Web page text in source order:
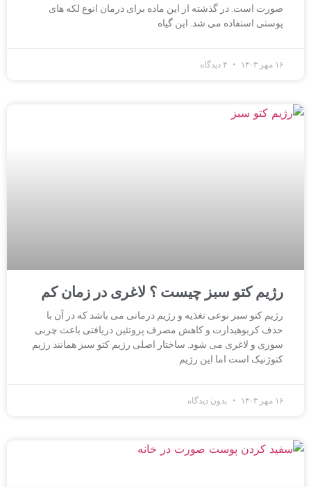
صورت است. در گذشته از این ماده برای درمان انوع لکه های
پوستی استفاده می شد. این گیاه
۱۶ مهر ۱۴۰۳
رژیم کتو سبز چیست ؟ لاغری در زمان کم
رژیم کتو سبز نوعی تغذیه و رژیم درمانی می باشد که در آن با
حذف کربوهیدارت و کاهش مصرف پروتئین دریافتی باعث چربی
سوزی و لاغری می شود. ساختار اصلی رژیم کتو سبز همانند رژیم
کتوژنیک است اما این رژیم
۱۶ مهر ۱۴۰۳ بدون دیدگاه